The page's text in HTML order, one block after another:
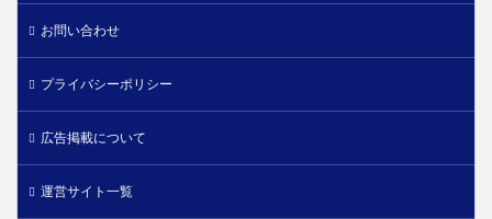
お問い合わせ
プライバシーポリシー
広告掲載について
運営サイト一覧